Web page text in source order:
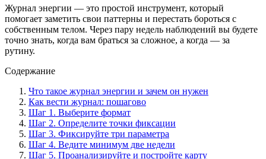
Журнал энергии — это простой инструмент, который
помогает заметить свои паттерны и перестать бороться с
собственным телом. Через пару недель наблюдений вы будете
точно знать, когда вам браться за сложное, а когда — за
рутину.
Содержание
Что такое журнал энергии и зачем он нужен
Как вести журнал: пошагово
Шаг 1. Выберите формат
Шаг 2. Определите точки фиксации
Шаг 3. Фиксируйте три параметра
Шаг 4. Ведите минимум две недели
Шаг 5. Проанализируйте и постройте карту